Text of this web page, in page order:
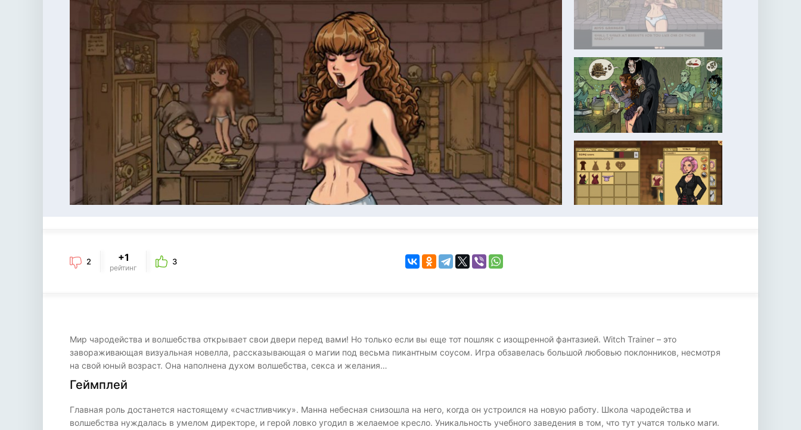
KINGDOM COME:
DELIVERANCE
бродилка
2 +1
рейтинг
3
Мир чародейства и волшебства открывает свои двери перед вами! Но только если вы еще тот пошляк с изощренной фантазией. Witch Trainer – это
завораживающая визуальная новелла, рассказывающая о магии под весьма пикантным соусом. Игра обзавелась большой любовью поклонников, несмотря
на свой юный возраст. Она наполнена духом волшебства, секса и желания…
Геймплей
Главная роль достанется настоящему «счастливчику». Манна небесная снизошла на него, когда он устроился на новую работу. Школа чародейства и
волшебства нуждалась в умелом директоре, и герой ловко угодил в желаемое кресло. Уникальность учебного заведения в том, что тут учатся только маги.